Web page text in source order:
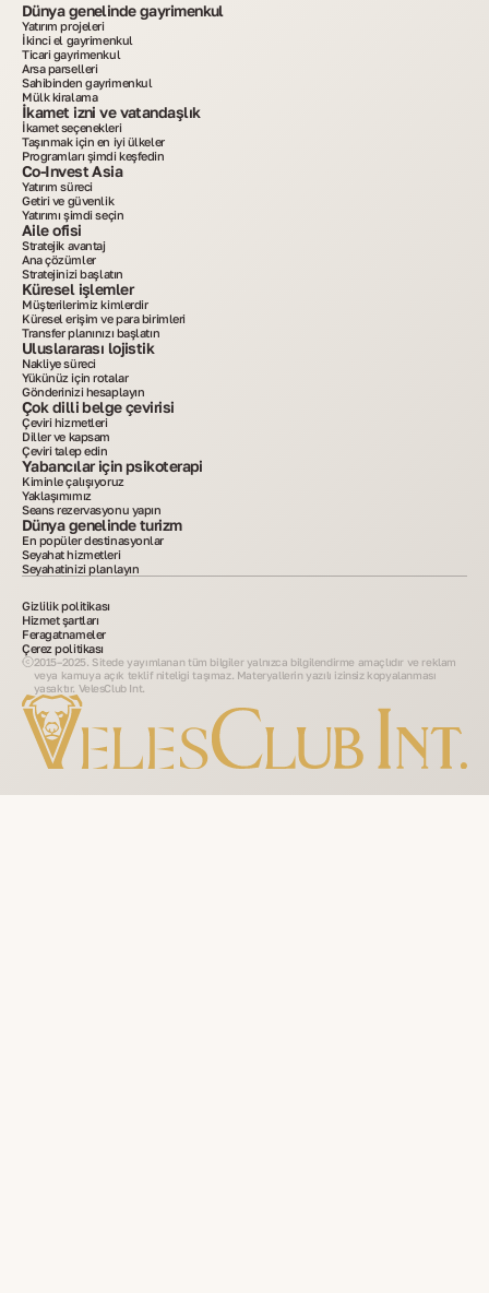
Dünya genelinde gayrimenkul
Yatırım projeleri
İkinci el gayrimenkul
Ticari gayrimenkul
Arsa parselleri
Sahibinden gayrimenkul
Mülk kiralama
İkamet izni ve vatandaşlık
İkamet seçenekleri
Taşınmak için en iyi ülkeler
Programları şimdi keşfedin
Co-Invest Asia
Yatırım süreci
Getiri ve güvenlik
Yatırımı şimdi seçin
Aile ofisi
Stratejik avantaj
Ana çözümler
Stratejinizi başlatın
Küresel işlemler
Müşterilerimiz kimlerdir
Küresel erişim ve para birimleri
Transfer planınızı başlatın
Uluslararası lojistik
Nakliye süreci
Yükünüz için rotalar
Gönderinizi hesaplayın
Çok dilli belge çevirisi
Çeviri hizmetleri
Diller ve kapsam
Çeviri talep edin
Yabancılar için psikoterapi
Kiminle çalışıyoruz
Yaklaşımımız
Seans rezervasyonu yapın
Dünya genelinde turizm
En popüler destinasyonlar
Seyahat hizmetleri
Seyahatinizi planlayın
2015–2025. Sitede yayımlanan tüm bilgiler yalnızca bilgilendirme amaçlıdır ve reklam
veya kamuya açık teklif niteliği taşımaz. Materyallerin yazılı izinsiz kopyalanması
yasaktır. VelesClub Int.
Gizlilik politikası
Hizmet şartları
Feragatnameler
Çerez politikası